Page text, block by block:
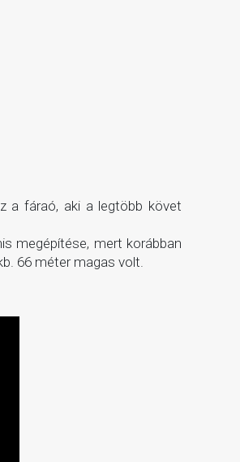
a fáraó, aki a legtöbb követ
megépítése, mert korábban
66 méter magas volt.